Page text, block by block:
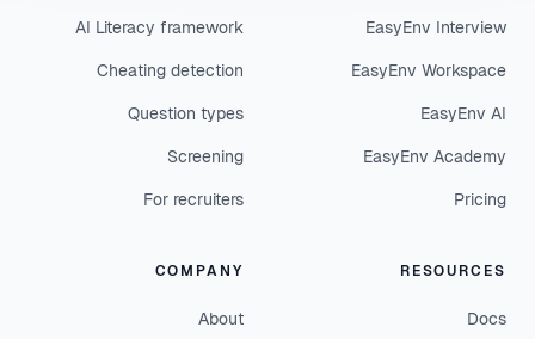
EasyEnv Interview
EasyEnv Workspace
EasyEnv AI
EasyEnv Academy
Pricing
AI Literacy framework
Cheating detection
Question types
Screening
For recruiters
RESOURCES
Docs
COMPANY
About